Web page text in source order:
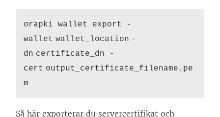
orapki wallet export -
wallet wallet_location -
dn certificate_dn -
cert output_certificate_filename.pe
m
Så här exporterar du servercertifikat och